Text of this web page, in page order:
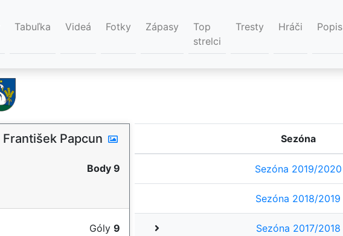
Tabuľka Videá Fotky Zápasy
Top
strelci
Tresty Hráči Popis
František Papcun
Body 9
Góly 9
Sezóna
Sezóna 2019/2020
Sezóna 2018/2019
Sezóna 2017/2018